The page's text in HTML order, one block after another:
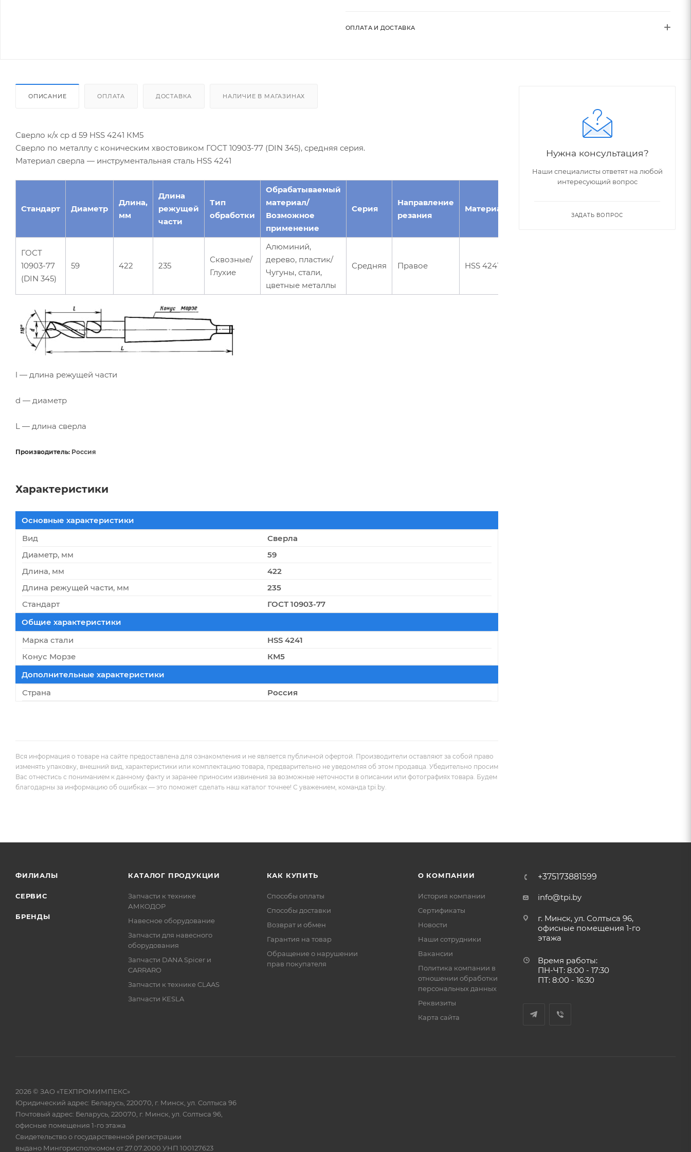
ОПЛАТА И ДОСТАВКА
ОПИСАНИЕ ОПЛАТА ДОСТАВКА НАЛИЧИЕ В МАГАЗИНАХ
Сверло к/х ср d 59 HSS 4241 КМ5
Сверло по металлу с коническим хвостовиком ГОСТ 10903-77 (DIN 345), средняя серия.
Материал сверла — инструментальная сталь HSS 4241
Стандарт Диаметр
Длина,
мм
Длина
режущей
части
Тип
обработки
Обрабатываемый
материал/
Возможное
применение
Серия
Направление
резания
Материал
Морзе
ГОСТ
10903-77
(DIN 345)
59 422 235
Сквозные/
Глухие
Алюминий,
дерево, пластик/
Чугуны, стали,
цветные металлы
Средняя Правое HSS 4241
l — длина режущей части
d — диаметр
L — длина сверла
Производитель: Россия
Характеристики
Основные характеристики
Вид
Сверла
Диаметр, мм
59
Длина, мм
422
Длина режущей части, мм
235
Стандарт
ГОСТ 10903-77
Общие характеристики
Марка стали
HSS 4241
Конус Морзе
КМ5
Дополнительные характеристики
Страна
Россия
Вся информация о товаре на сайте предоставлена для ознакомления и не является публичной офертой. Производители оставляют за собой право
изменять упаковку, внешний вид, характеристики или комплектацию товара, предварительно не уведомляя об этом продавца. Убедительно просим
Вас отнестись с пониманием к данному факту и заранее приносим извинения за возможные неточности в описании или фотографиях товара. Будем
благодарны за информацию об ошибках — это поможет сделать наш каталог точнее! С уважением, команда tpi.by.
Нужна консультация?
Наши специалисты ответят на любой
интересующий вопрос
ЗАДАТЬ ВОПРОС
ФИЛИАЛЫ
СЕРВИС
БРЕНДЫ
КАТАЛОГ ПРОДУКЦИИ
Запчасти к технике
АМКОДОР
Навесное оборудование
Запчасти для навесного
оборудования
Запчасти DANA Spicer и
CARRARO
Запчасти к технике CLAAS
Запчасти KESLA
КАК КУПИТЬ
Способы оплаты
Способы доставки
Возврат и обмен
Гарантия на товар
Обращение о нарушении
прав покупателя
О КОМПАНИИ
История компании
Сертификаты
Новости
Наши сотрудники
Вакансии
Политика компании в
отношении обработки
персональных данных
Реквизиты
Карта сайта
+375173881599
info@tpi.by
г. Минск, ул. Солтыса 96,
офисные помещения 1-го
этажа
Время работы:
ПН-ЧТ: 8:00 - 17:30
ПТ: 8:00 - 16:30
2026 © ЗАО «ТЕХПРОМИМПЕКС»
Юридический адрес: Беларусь, 220070, г. Минск, ул. Солтыса 96
Почтовый адрес: Беларусь, 220070, г. Минск, ул. Солтыса 96,
офисные помещения 1-го этажа
Свидетельство о государственной регистрации
выдано Мингорисполкомом от 27.07.2000 УНП 100127623